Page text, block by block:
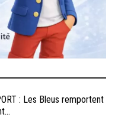
: Les Bleus remportent